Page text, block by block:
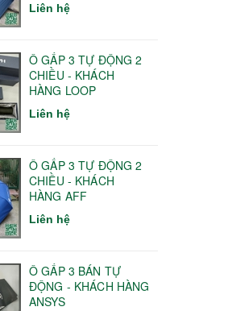
Liên hệ
Ô GẤP 3 TỰ ĐỘNG 2
CHIỀU - KHÁCH
HÀNG LOOP
Liên hệ
Ô GẤP 3 TỰ ĐỘNG 2
CHIỀU - KHÁCH
HÀNG AFF
Liên hệ
Ô GẤP 3 BÁN TỰ
ĐỘNG - KHÁCH HÀNG
ANSYS